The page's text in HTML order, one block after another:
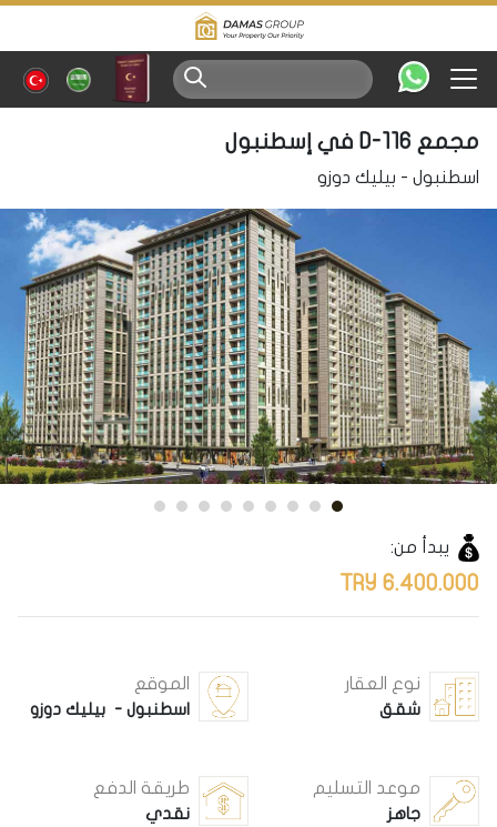
مجمع D-116 في إسطنبول
اسطنبول - بيليك دوزو
يبدأ من:
6.400.000 TRY
نوع العقار
شقق
الموقع
اسطنبول - بيليك دوزو
موعد التسليم
جاهز
طريقة الدفع
نقدي